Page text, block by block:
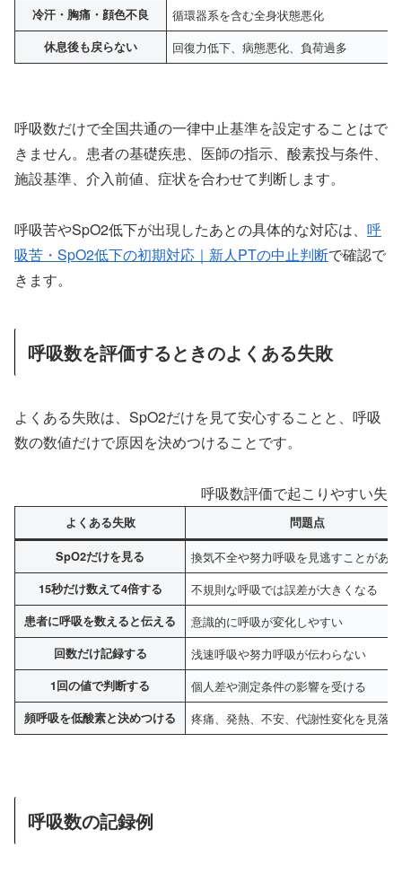
冷汗・胸痛・顔色不良 循環器系を含む全身状態悪化
休息後も戻らない 回復力低下、病態悪化、負荷過多
呼吸数だけで全国共通の一律中止基準を設定することはで
きません。患者の基礎疾患、医師の指示、酸素投与条件、
施設基準、介入前値、症状を合わせて判断します。
呼吸苦やSpO2低下が出現したあとの具体的な対応は、 呼
吸苦・SpO2低下の初期対応｜新人PTの中止判断で確認で
きます。
呼吸数を評価するときのよくある失敗
よくある失敗は、SpO2だけを見て安心することと、呼吸
数の数値だけで原因を決めつけることです。
呼吸数評価で起こりやすい失
よくある失敗 問題点
SpO2だけを見る 換気不全や努力呼吸を見逃すことがある
15秒だけ数えて4倍する 不規則な呼吸では誤差が大きくなる
患者に呼吸を数えると伝える 意識的に呼吸が変化しやすい
回数だけ記録する 浅速呼吸や努力呼吸が伝わらない
1回の値で判断する 個人差や測定条件の影響を受ける
頻呼吸を低酸素と決めつける 疼痛、発熱、不安、代謝性変化を見落
呼吸数の記録例